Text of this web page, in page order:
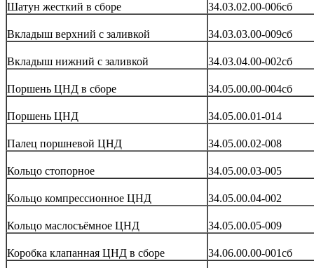
Шатун жесткий в сборе 34.03.02.00-006сб
Вкладыш верхний с заливкой 34.03.03.00-009сб
Вкладыш нижний с заливкой 34.03.04.00-002сб
Поршень ЦНД в сборе 34.05.00.00-004сб
Поршень ЦНД 34.05.00.01-014
Палец поршневой ЦНД 34.05.00.02-008
Кольцо стопорное 34.05.00.03-005
Кольцо компрессионное ЦНД 34.05.00.04-002
Кольцо маслосъёмное ЦНД 34.05.00.05-009
Коробка клапанная ЦНД в сборе 34.06.00.00-001сб